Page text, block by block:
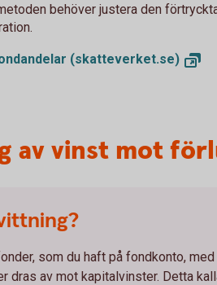
behöver justera den
(skatteverket.se)
av vinst mot
som du haft på fondkonto,
dras av mot kapitalvinster. Detta